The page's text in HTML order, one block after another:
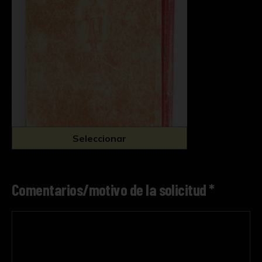
Seleccionar
Comentarios/motivo de la solicitud *